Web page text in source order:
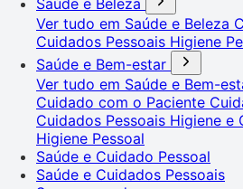
Ver tudo em Saúde e Beleza
Cuidados Pessoais Higiene
Saúde e Bem-estar
Ver tudo em Saúde e Bem-
Cuidado com o Paciente
Cuidados Pessoais Higiene e
Higiene Pessoal
Saúde e Cuidado Pessoal
Saúde e Cuidados Pessoais